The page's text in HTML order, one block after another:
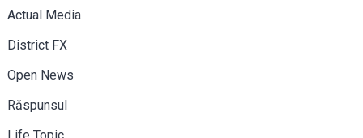
Actual Media
District FX
Open News
Răspunsul
Life Topic